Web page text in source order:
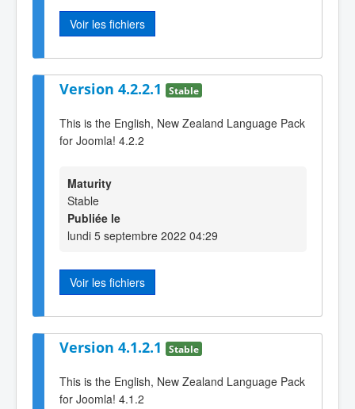
Voir les fichiers
Version 4.2.2.1 Stable
This is the English, New Zealand Language Pack
for Joomla! 4.2.2
Maturity
Stable
Publiée le
lundi 5 septembre 2022 04:29
Voir les fichiers
Version 4.1.2.1 Stable
This is the English, New Zealand Language Pack
for Joomla! 4.1.2